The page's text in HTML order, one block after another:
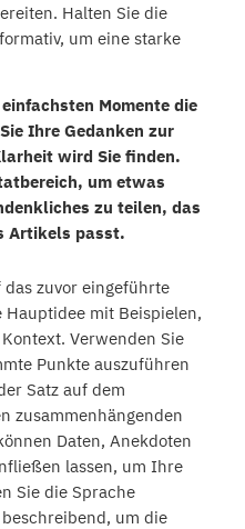
Halten Sie die
um eine starke
Momente die
Ihre Gedanken zur
wird Sie finden.
um etwas
zu teilen, das
Artikels passt.
zuvor eingeführte
mit Beispielen,
Verwenden Sie
Punkte auszuführen
Satz auf dem
zusammenhängenden
Daten, Anekdoten
lassen, um Ihre
Sie die Sprache
um die